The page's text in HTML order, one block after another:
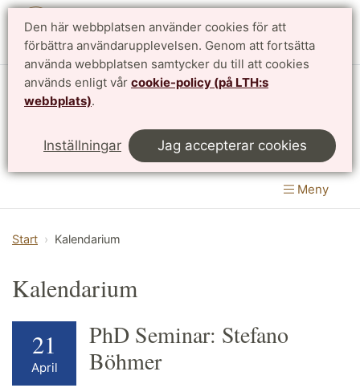
Den här webbplatsen använder cookies för att
förbättra användarupplevelsen. Genom att fortsätta
använda webbplatsen samtycker du till att cookies
används enligt vår cookie-policy (på LTH:s
webbplats).
Inställningar Jag accepterar cookies
Matematikcentrum
LTH, Lunds Tekniska Högskola&
Naturvetenskapliga fakulteten
Meny
Start Kalendarium
Kalendarium
21
April
PhD Seminar: Stefano
Böhmer